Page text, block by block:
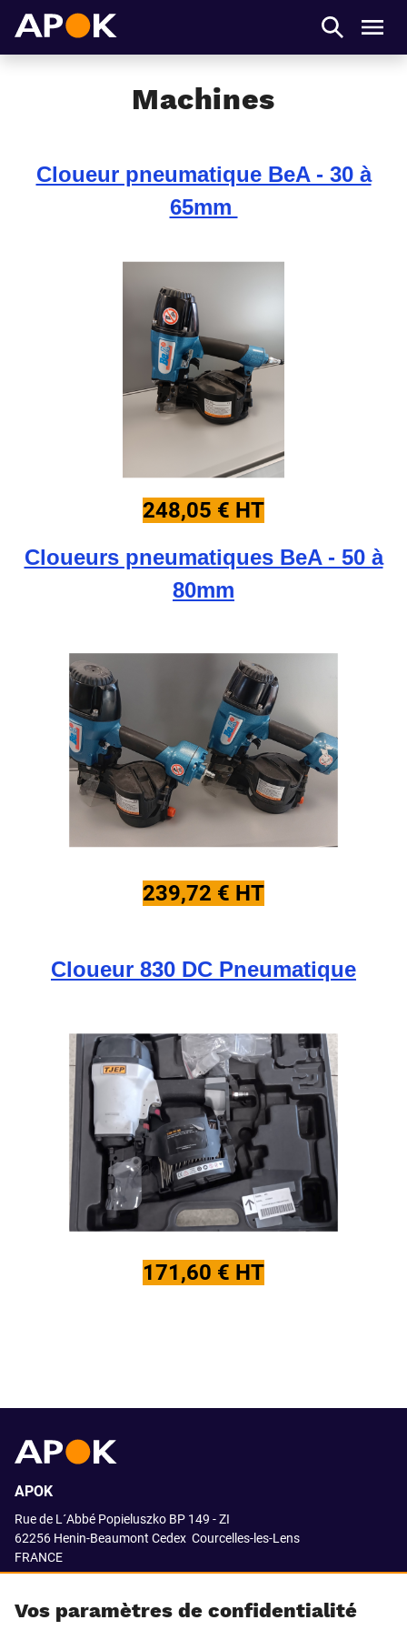
Machines
Cloueur pneumatique BeA - 30 à
65mm
248,05 € HT
Cloueurs pneumatiques BeA - 50 à
80mm
239,72 € HT
Cloueur 830 DC Pneumatique
171,60 € HT
Vos paramètres de confidentialité
APOK
Rue de L´Abbé Popieluszko BP 149 - ZI
62256 Henin-Beaumont Cedex Courcelles-les-Lens
FRANCE